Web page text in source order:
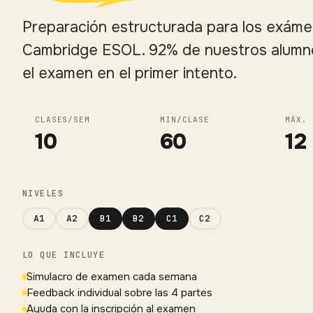
Preparación estructurada para los
Cambridge ESOL. 92% de nuestros
el examen en el primer intento.
CLASES/SEM
10
MIN/CLASE
60
MÁX.
12
NIVELES
A1 A2 B1 B2 C1 C2
LO QUE INCLUYE
Simulacro de examen cada semana
Feedback individual sobre las 4 partes
Ayuda con la inscripción al examen